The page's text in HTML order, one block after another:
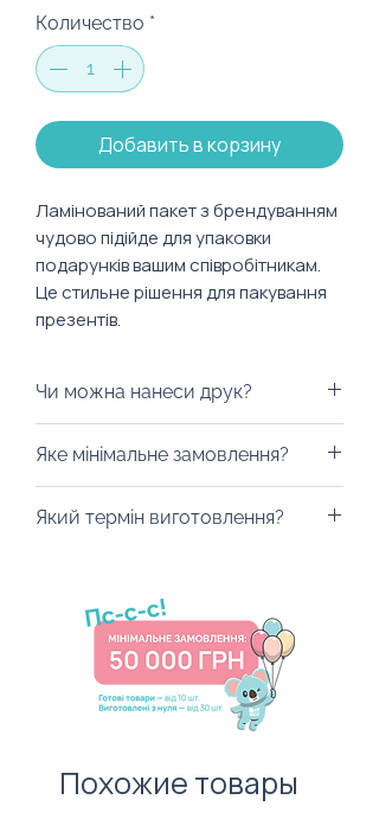
Количество *
Добавить в корзину
Ламінований пакет з брендуванням
чудово підійде для упаковки
подарунків вашим співробітникам.
Це стильне рішення для пакування
презентів.
розміри: 45х33х15 см;
різні кольори;
виготовлений з крейдованого
паперу, щільністю 220 г/м².
Чи можна нанеси друк?
варіантів брендування:
наліпки різного розміру та
типу (прозора основа, вирізані
друк логотипа (зокрема
офсетний).
Яке мінімальне замовлення?
Який термін виготовлення?
Похожие товары